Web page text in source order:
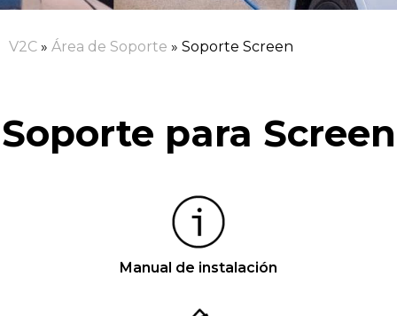
V2C » Área de Soporte » Soporte Screen
Soporte para Screen
Manual de instalación